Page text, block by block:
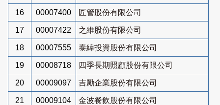
16 00007400 匠管股份有限公司
17 00007422 之維股份有限公司
18 00007555 泰緯投資股份有限公司
19 00008718 四季長期照顧股份有限公司
20 00009097 吉勵企業股份有限公司
21 00009104 金波餐飲股份有限公司